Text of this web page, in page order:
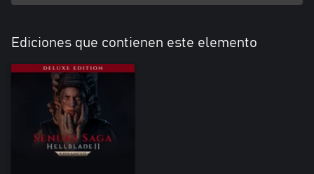
Ediciones que contienen este elemento